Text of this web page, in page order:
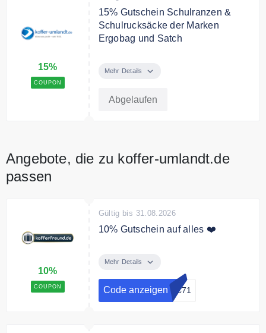
15%
COUPON
15% Gutschein Schulranzen &
Schulrucksäcke der Marken
Ergobag und Satch
Schulranzen und Schulrucksäcke
Mehr Details
Abgelaufen
Angebote, die zu koffer-umlandt.de
passen
10%
COUPON
Gültig bis 31.08.2026
10% Gutschein auf alles ❤️
10% Rabatt auf Ihre Bestellung.
Mehr Details
Code anzeigen 6C71